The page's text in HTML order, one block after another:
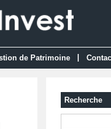
de Patrimoine
Recherche